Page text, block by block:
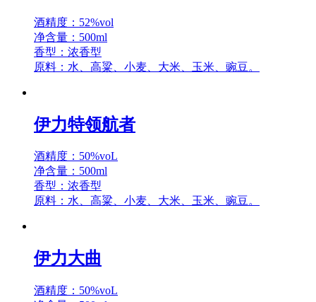
酒精度：52%vol
净含量：500ml
香型：浓香型
原料：水、高粱、小麦、大米、玉米、豌豆。
伊力特领航者
酒精度：50%voL
净含量：500ml
香型：浓香型
原料：水、高粱、小麦、大米、玉米、豌豆。
伊力大曲
酒精度：50%voL